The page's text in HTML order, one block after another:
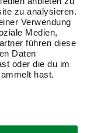
auf das
Leimholzplatten
.